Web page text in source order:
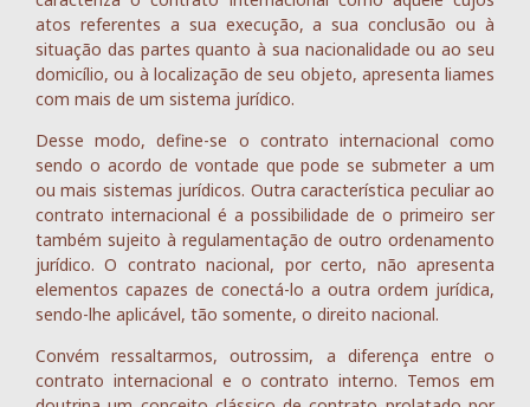
atos referentes a sua execução, a sua conclusão ou à
situação das partes quanto à sua nacionalidade ou ao seu
domicílio, ou à localização de seu objeto, apresenta liames
com mais de um sistema jurídico.
Desse modo, define-se o contrato internacional como
sendo o acordo de vontade que pode se submeter a um
ou mais sistemas jurídicos. Outra característica peculiar ao
contrato internacional é a possibilidade de o primeiro ser
também sujeito à regulamentação de outro ordenamento
jurídico. O contrato nacional, por certo, não apresenta
elementos capazes de conectá-lo a outra ordem jurídica,
sendo-lhe aplicável, tão somente, o direito nacional.
Convém ressaltarmos, outrossim, a diferença entre o
contrato internacional e o contrato interno. Temos em